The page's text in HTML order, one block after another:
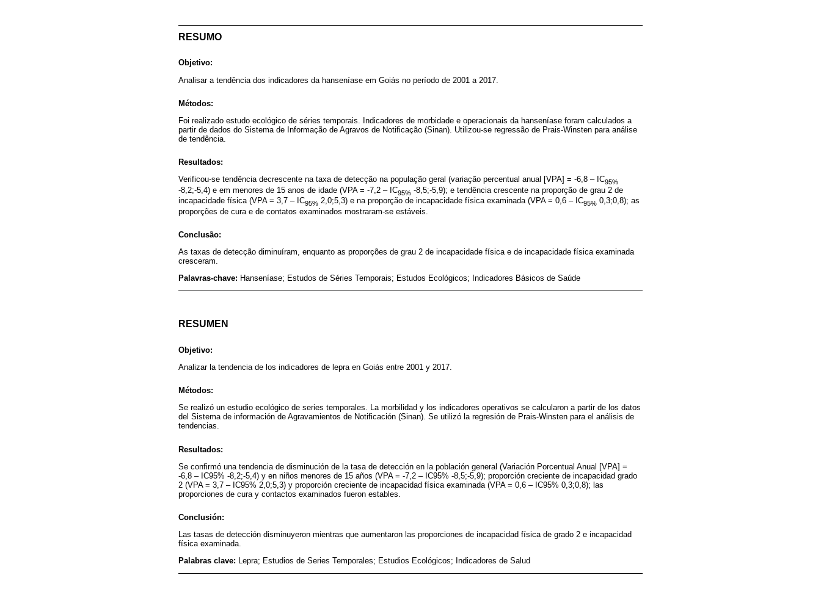
RESUMO
Objetivo:
Analisar a tendência dos indicadores da hanseníase em Goiás no período de 2001 a 2017.
Métodos:
Foi realizado estudo ecológico de séries temporais. Indicadores de morbidade e operacionais da hanseníase foram calculados a
partir de dados do Sistema de Informação de Agravos de Notificação (Sinan). Utilizou-se regressão de Prais-Winsten para análise
de tendência.
Resultados:
Verificou-se tendência decrescente na taxa de detecção na população geral (variação percentual anual [VPA] = -6,8 – IC95%
-8,2;-5,4) e em menores de 15 anos de idade (VPA = -7,2 – IC95% -8,5;-5,9); e tendência crescente na proporção de grau 2 de
incapacidade física (VPA = 3,7 – IC95% 2,0;5,3) e na proporção de incapacidade física examinada (VPA = 0,6 – IC95% 0,3;0,8); as
proporções de cura e de contatos examinados mostraram-se estáveis.
Conclusão:
As taxas de detecção diminuíram, enquanto as proporções de grau 2 de incapacidade física e de incapacidade física examinada
cresceram.
Palavras-chave: Hanseníase; Estudos de Séries Temporais; Estudos Ecológicos; Indicadores Básicos de Saúde
RESUMEN
Objetivo:
Analizar la tendencia de los indicadores de lepra en Goiás entre 2001 y 2017.
Métodos:
Se realizó un estudio ecológico de series temporales. La morbilidad y los indicadores operativos se calcularon a partir de los datos
del Sistema de información de Agravamientos de Notificación (Sinan). Se utilizó la regresión de Prais-Winsten para el análisis de
tendencias.
Resultados:
Se confirmó una tendencia de disminución de la tasa de detección en la población general (Variación Porcentual Anual [VPA] =
-6,8 – IC95% -8,2;-5,4) y en niños menores de 15 años (VPA = -7,2 – IC95% -8,5;-5,9); proporción creciente de incapacidad grado
2 (VPA = 3,7 – IC95% 2,0;5,3) y proporción creciente de incapacidad física examinada (VPA = 0,6 – IC95% 0,3;0,8); las
proporciones de cura y contactos examinados fueron estables.
Conclusión:
Las tasas de detección disminuyeron mientras que aumentaron las proporciones de incapacidad física de grado 2 e incapacidad
física examinada.
Palabras clave:
Lepra; Estudios de Series Temporales; Estudios Ecológicos; Indicadores de Salud